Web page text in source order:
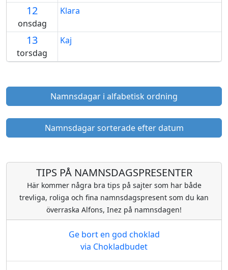
12
onsdag
Klara
13
torsdag
Kaj
Namnsdagar i alfabetisk ordning
Namnsdagar sorterade efter datum
TIPS PÅ NAMNSDAGSPRESENTER
Här kommer några bra tips på sajter som har både
trevliga, roliga och fina namnsdagspresent som du kan
överraska Alfons, Inez på namnsdagen!
Ge bort en god choklad
via Chokladbudet